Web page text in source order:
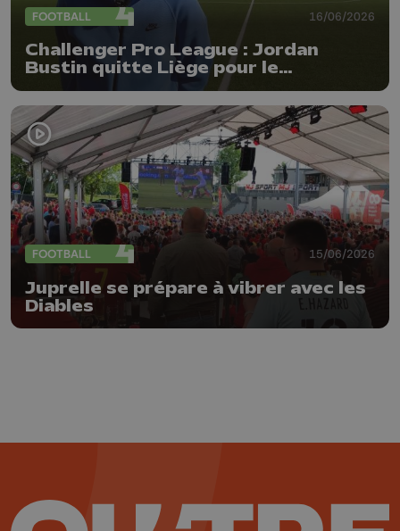
FOOTBALL 16/06/2026
Challenger Pro League : Jordan
Bustin quitte Liège pour le
FOOTBALL 15/06/2026
Juprelle se prépare à vibrer avec les
Diables